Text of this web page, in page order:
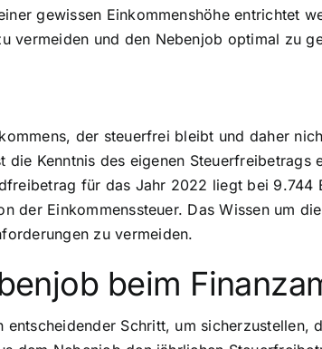
gewissen Einkommenshöhe entrichtet
vermeiden und den Nebenjob optimal zu
der steuerfrei bleibt und daher
Kenntnis des eigenen
für das Jahr 2022 liegt bei 9.744
der Einkommenssteuer. Das Wissen um
zu vermeiden.
beim
Schritt, um sicherzustellen,